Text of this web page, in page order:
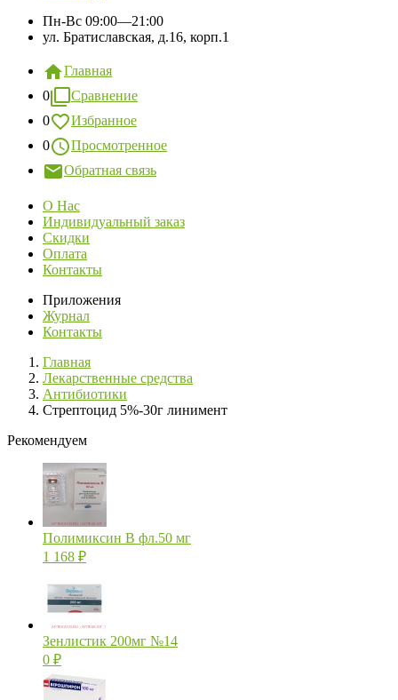
Пн-Вс 09:00—21:00
ул. Братиславская, д.16, корп.1
Главная
0
Сравнение
0
Избранное
0
Просмотренное
Обратная связь
О Нас
Индивидуальный заказ
Скидки
Оплата
Контакты
Приложения
Журнал
Контакты
Главная
Лекарственные средства
Антибиотики
Стрептоцид 5%-30г линимент
Рекомендуем
Полимиксин В фл.50 мг
1 168 ₽
Зенлистик 200мг №14
0 ₽